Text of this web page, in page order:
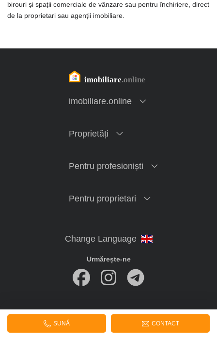
SUNĂ CONTACT
birouri și spații comerciale de vânzare sau pentru închiriere, direct
de la proprietari sau agenții imobiliare.
imobiliare.online
Proprietăți
Pentru profesioniști
Pentru proprietari
Urmărește-ne
© 2020-2026 Toate drepturile rezervate